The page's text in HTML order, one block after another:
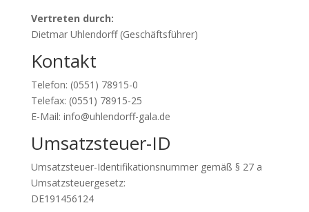
Vertreten durch:
Dietmar Uhlendorff (Geschäftsführer)
Kontakt
Telefon: (0551) 78915-0
Telefax: (0551) 78915-25
E-Mail: info@uhlendorff-gala.de
Umsatzsteuer-ID
Umsatzsteuer-Identifikationsnummer gemäß § 27 a
Umsatzsteuergesetz:
DE191456124